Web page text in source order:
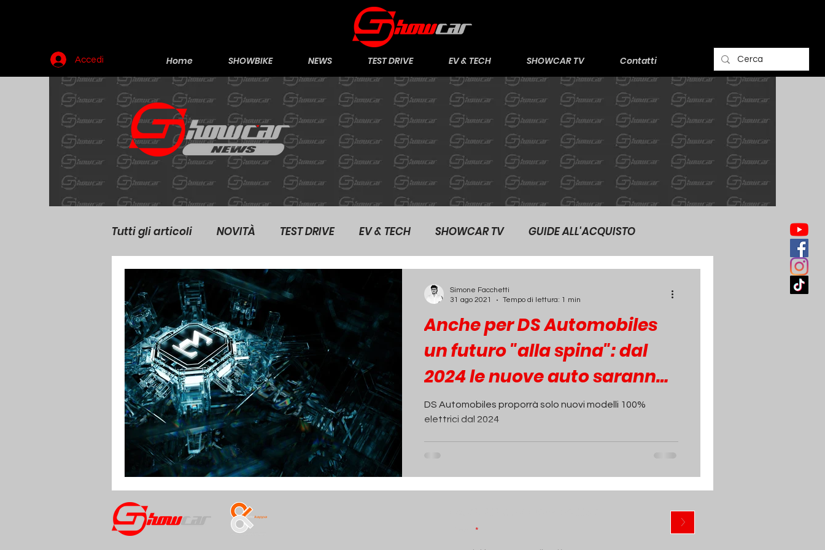
Accedi Home SHOWBIKE NEWS TEST DRIVE EV & TECH SHOWCAR TV Contatti
Tutti gli articoli NOVITÀ TEST DRIVE EV & TECH SHOWCAR TV GUIDE ALL'ACQUISTO
RENDERING MOTO ECONOMIA INCHIESTE
Anche per DS Automobiles
un futuro "alla spina": dal
2024 le nuove auto saranno
solo elettriche
DS Automobiles proporrà solo nuovi modelli 100%
elettrici dal 2024
Simone Facchetti
31 ago 2021
Tempo di lettura: 1 min
>